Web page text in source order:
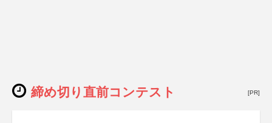
締め切り直前コンテスト [PR]